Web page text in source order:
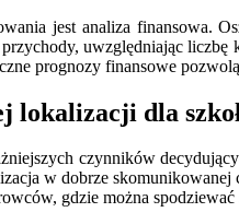
jest analiza finansowa.
uwzględniając
prognozy finansowe
lokalizacji dla
czynników
w dobrze
gdzie można spodziewać